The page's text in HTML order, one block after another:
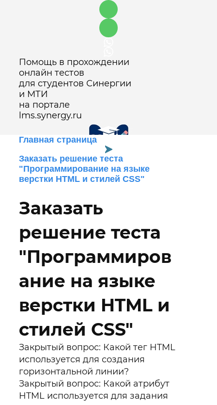
Помощь в прохождении
онлайн тестов
для студентов Синергии
и МТИ
на портале
lms.synergy.ru
Оставить заявку
Главная страница
Заказать решение теста
"Программирование на языке
верстки HTML и стилей CSS"
Заказать
решение теста
"Программиров
ание на языке
верстки HTML и
стилей CSS"
Закрытый вопрос: Какой тег HTML
используется для создания
горизонтальной линии?
Закрытый вопрос: Какой атрибут
HTML используется для задания